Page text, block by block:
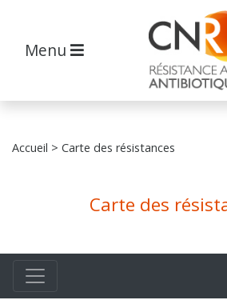
Menu
Accueil > Carte des résistances
Carte des